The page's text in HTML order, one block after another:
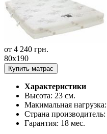
от 4 240 грн.
80x190
Купить матрас
Характеристики
Высота: 23 см.
Макимальная нагрузка:
Страна производитель:
Гарантия: 18 мес.